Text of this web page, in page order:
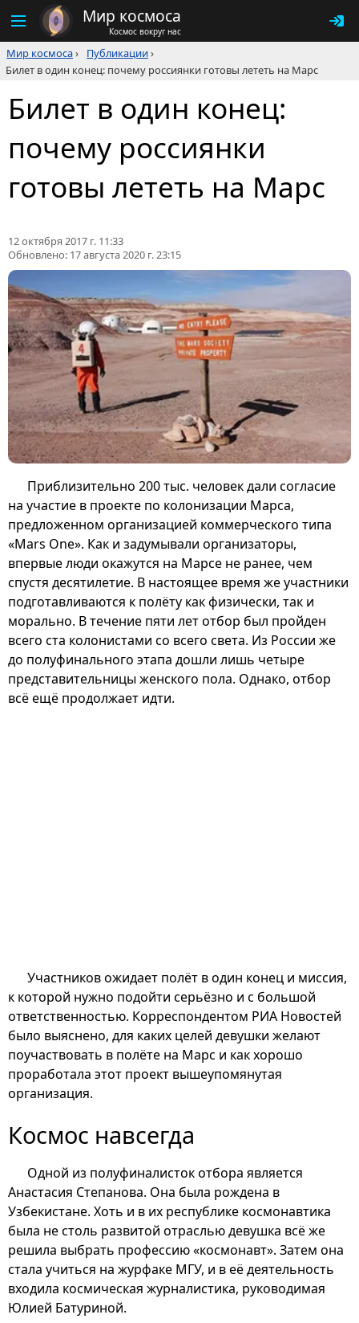
Мир космоса
Космос вокруг нас
Мир космоса› Публикации›
Билет в один конец: почему россиянки готовы лететь на Марс
Билет в один конец:
почему россиянки
готовы лететь на Марс
12 октября 2017 г. 11:33
Обновлено: 17 августа 2020 г. 23:15
Приблизительно 200 тыс. человек дали согласие
на участие в проекте по колонизации Марса,
предложенном организацией коммерческого типа
«Mars One». Как и задумывали организаторы,
впервые люди окажутся на Марсе не ранее, чем
спустя десятилетие. В настоящее время же участники
подготавливаются к полёту как физически, так и
морально. В течение пяти лет отбор был пройден
всего ста колонистами со всего света. Из России же
до полуфинального этапа дошли лишь четыре
представительницы женского пола. Однако, отбор
всё ещё продолжает идти.
Участников ожидает полёт в один конец и миссия,
к которой нужно подойти серьёзно и с большой
ответственностью. Корреспондентом РИА Новостей
было выяснено, для каких целей девушки желают
поучаствовать в полёте на Марс и как хорошо
проработала этот проект вышеупомянутая
организация.
Космос навсегда
Одной из полуфиналисток отбора является
Анастасия Степанова. Она была рождена в
Узбекистане. Хоть и в их республике космонавтика
была не столь развитой отраслью девушка всё же
решила выбрать профессию «космонавт». Затем она
стала учиться на журфаке МГУ, и в её деятельность
входила космическая журналистика, руководимая
Юлией Батуриной.